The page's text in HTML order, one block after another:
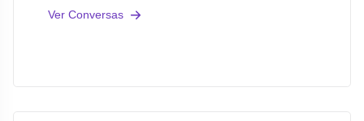
Ver Conversas